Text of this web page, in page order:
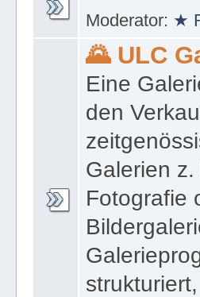
Moderator: ★
🌄 ULC
Eine
den
Galerien
Fotografie